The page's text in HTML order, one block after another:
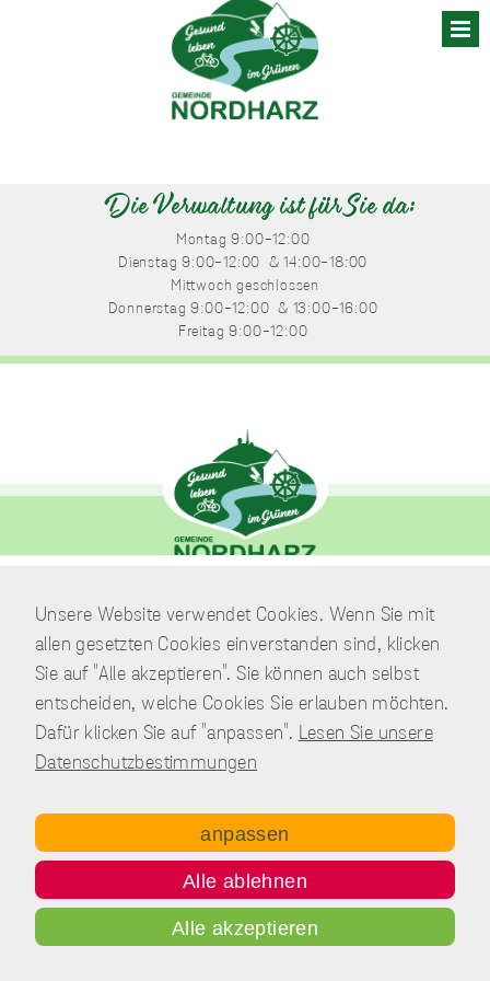
Die Verwaltung ist für Sie da:
Montag 9:00-12:00
Dienstag 9:00-12:00 & 14:00-18:00
Mittwoch geschlossen
Donnerstag 9:00-12:00 & 13:00-16:00
Freitag 9:00-12:00
Am Park 7
38871 Nordharz / OT Wasserleben
Telefon:039451.600 0
E-Mail:Schreiben Sie uns!
Copyright © Gemeinde Nordharz - 01|2021 - All rights reserved.
Datenschutz Disclaimer
Inhalt
Unsere Website verwendet Cookies. Wenn Sie mit
allen gesetzten Cookies einverstanden sind, klicken
Sie auf "Alle akzeptieren". Sie können auch selbst
entscheiden, welche Cookies Sie erlauben möchten.
Dafür klicken Sie auf "anpassen". Lesen Sie unsere
Datenschutzbestimmungen
anpassen
Alle ablehnen
Alle akzeptieren
Cookies
Diese Cookies sind
damit wir Ihnen
grundlegende und
sichere
werden nicht
Informationen
über Sie für andere
Zwecke wie